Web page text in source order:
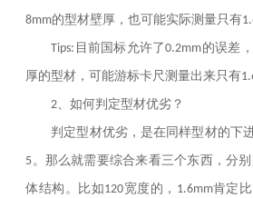
8mm的型材壁厚，也可能实际测量只有
Tips: 目前国标允许了0.2mm的误差
厚的型材，可能游标卡尺测量出来只有
2 、如何判定型材优劣？
判定型材优劣，是在同样型材的下
5 。那么就需要综合来看三个东西，分
体结构。比如120宽度的， 1.6mm肯定